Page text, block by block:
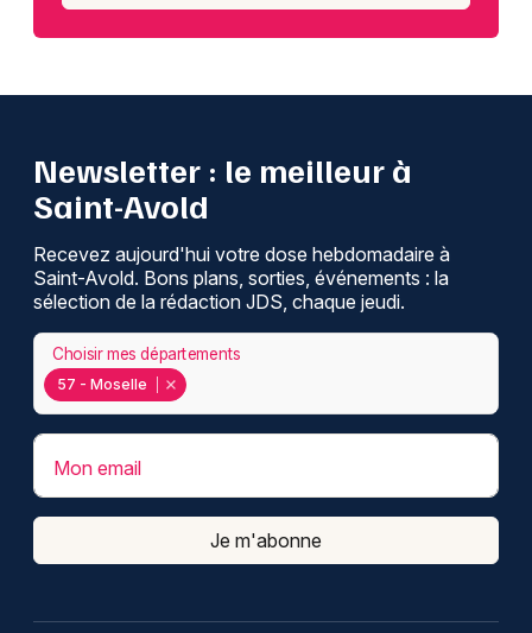
Newsletter : le meilleur à
Saint-Avold
Recevez aujourd'hui votre dose hebdomadaire à
Saint-Avold. Bons plans, sorties, événements : la
sélection de la rédaction JDS, chaque jeudi.
57 - Moselle
Choisir mes départements
Mon email
Je m'abonne